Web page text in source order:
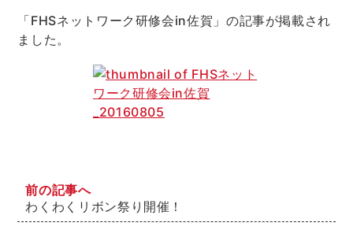
「FHSネットワーク研修会in佐賀」の記事が掲載され
ました。
前の記事へ
わくわくリボン祭り開催！